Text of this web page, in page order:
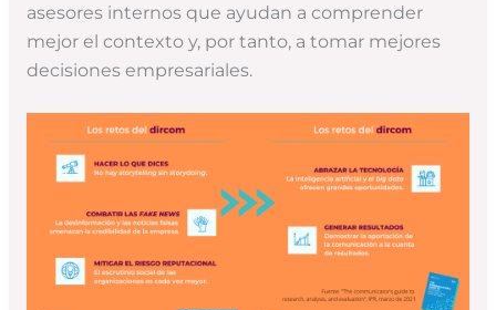
asesores internos que ayudan a comprender
mejor el contexto y, por tanto, a tomar mejores
decisiones empresariales.